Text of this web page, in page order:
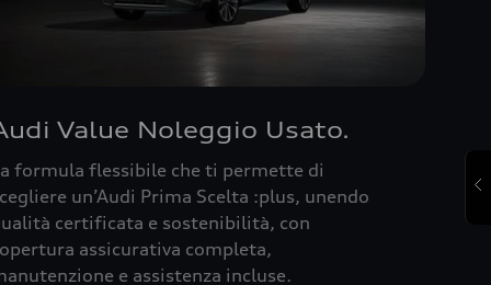
Value Noleggio Usato.
formula flessibile che ti permette di
un’Audi Prima Scelta :plus, unendo
certificata e sostenibilità, con
assicurativa completa,
e assistenza incluse.